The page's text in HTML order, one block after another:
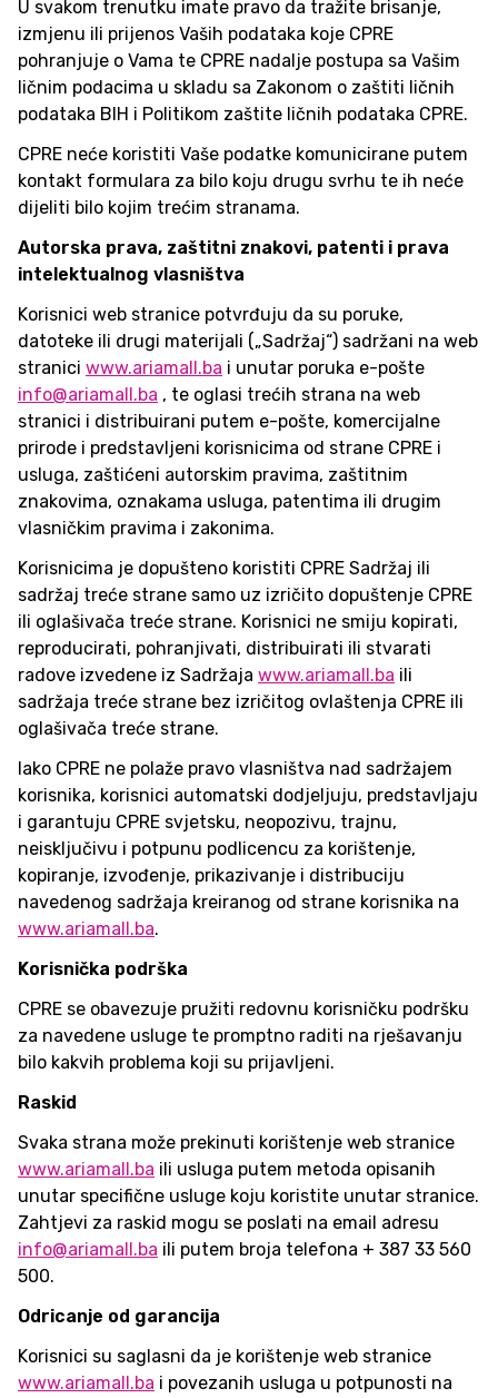
U svakom trenutku imate pravo da tražite brisanje,
izmjenu ili prijenos Vaših podataka koje CPRE
pohranjuje o Vama te CPRE nadalje postupa sa Vašim
ličnim podacima u skladu sa Zakonom o zaštiti ličnih
podataka BIH i Politikom zaštite ličnih podataka CPRE.
CPRE neće koristiti Vaše podatke komunicirane putem
kontakt formulara za bilo koju drugu svrhu te ih neće
dijeliti bilo kojim trećim stranama.
Autorska prava, zaštitni znakovi, patenti i prava
intelektualnog vlasništva
Korisnici web stranice potvrđuju da su poruke,
datoteke ili drugi materijali („Sadržaj“) sadržani na web
stranici www.ariamall.ba i unutar poruka e-pošte
info@ariamall.ba , te oglasi trećih strana na web
stranici i distribuirani putem e-pošte, komercijalne
prirode i predstavljeni korisnicima od strane CPRE i
usluga, zaštićeni autorskim pravima, zaštitnim
znakovima, oznakama usluga, patentima ili drugim
vlasničkim pravima i zakonima.
Korisnicima je dopušteno koristiti CPRE Sadržaj ili
sadržaj treće strane samo uz izričito dopuštenje CPRE
ili oglašivača treće strane. Korisnici ne smiju kopirati,
reproducirati, pohranjivati, distribuirati ili stvarati
radove izvedene iz Sadržaja www.ariamall.ba ili
sadržaja treće strane bez izričitog ovlaštenja CPRE ili
oglašivača treće strane.
Iako CPRE ne polaže pravo vlasništva nad sadržajem
korisnika, korisnici automatski dodjeljuju, predstavljaju
i garantuju CPRE svjetsku, neopozivu, trajnu,
neisključivu i potpunu podlicencu za korištenje,
kopiranje, izvođenje, prikazivanje i distribuciju
navedenog sadržaja kreiranog od strane korisnika na
www.ariamall.ba.
Korisnička podrška
CPRE se obavezuje pružiti redovnu korisničku podršku
za navedene usluge te promptno raditi na rješavanju
bilo kakvih problema koji su prijavljeni.
Raskid
Svaka strana može prekinuti korištenje web stranice
www.ariamall.ba ili usluga putem metoda opisanih
unutar specifične usluge koju koristite unutar stranice.
Zahtjevi za raskid mogu se poslati na email adresu
info@ariamall.ba ili putem broja telefona + 387 33 560
500.
Odricanje od garancija
Korisnici su saglasni da je korištenje web stranice
www.ariamall.ba i povezanih usluga u potpunosti na